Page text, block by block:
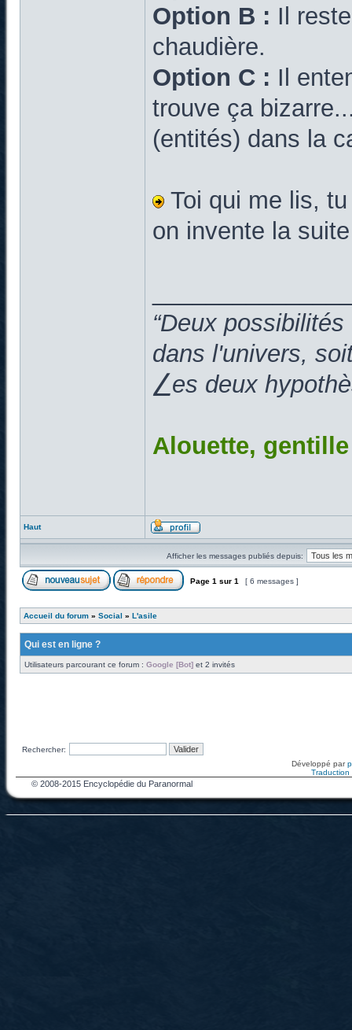
Option B : Il
chaudière.
Option C : Il
trouve ça
(entités) dans la
Toi qui me lis,
on invente la
“Deux
dans l'univers,
⎳es deux
Alouette,
Haut
Afficher les messages publiés depuis:
Page 1 sur 1 [ 6 messages ]
Accueil du forum » Social » L'asile
Qui est en ligne ?
Utilisateurs parcourant ce forum : Google [Bot] et 2 invités
Rechercher:
Développé par
Traduction
© 2008-2015 Encyclopédie du Paranormal